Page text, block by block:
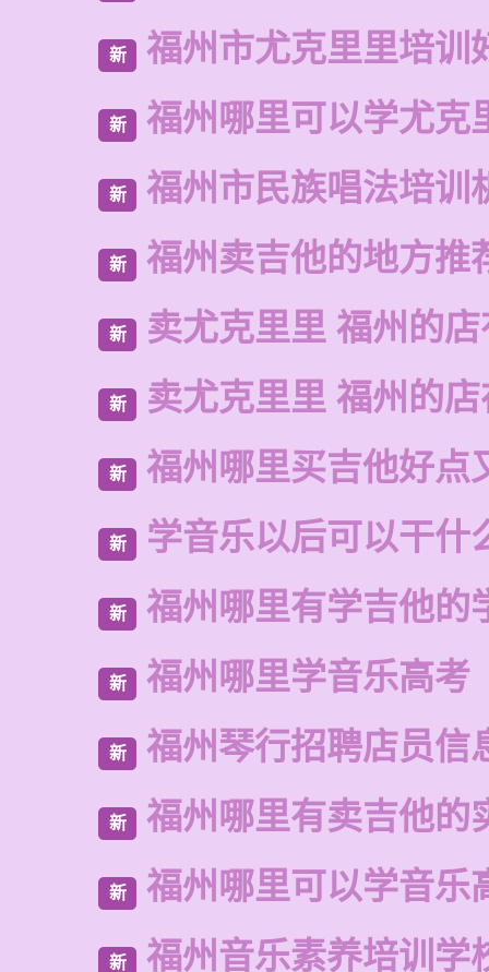
新 福州市尤克里里培训
新 福州哪里可以学尤克
新 福州市民族唱法培训
新 福州卖吉他的地方推
新 卖尤克里里 福州的
新 卖尤克里里 福州的
新 福州哪里买吉他好点
新 学音乐以后可以干什
新 福州哪里有学吉他的
新 福州哪里学音乐高考
新 福州琴行招聘店员信
新 福州哪里有卖吉他的
新 福州哪里可以学音乐
新 福州音乐素养培训学